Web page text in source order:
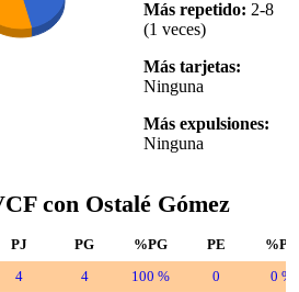
Más repetido: 2-8
(1 veces)
Más tarjetas:
Ninguna
Más expulsiones:
Ninguna
con Ostalé Gómez
PJ PG %PG PE
%PE
4 4 100 % 0
0 %